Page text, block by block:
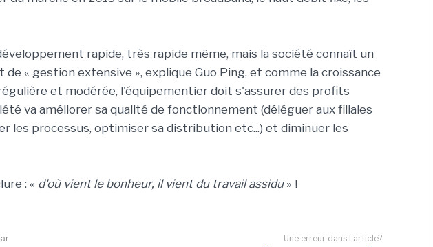
rapide, très rapide même, mais la société connaît un
« gestion extensive », explique Guo Ping, et comme la croissance
et modérée, l'équipementier doit s'assurer des profits
va améliorer sa qualité de fonctionnement (déléguer aux filiales
les processus, optimiser sa distribution etc...) et diminuer les
: « d'où vient le bonheur, il vient du travail assidu » !
Une erreur dans l'article?